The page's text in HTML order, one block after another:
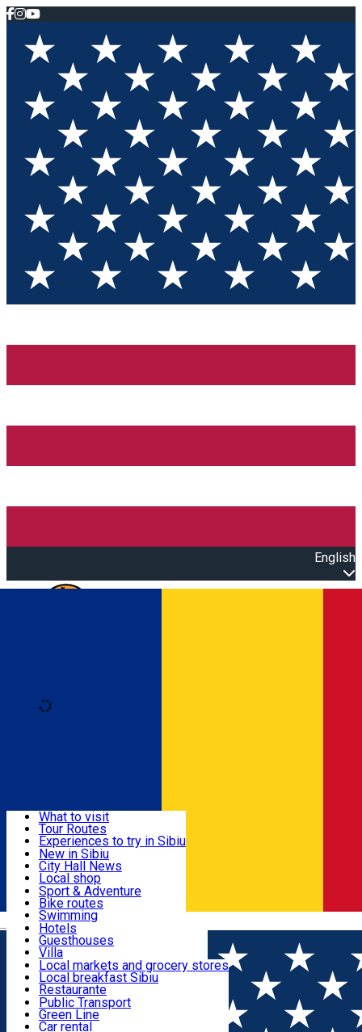
English
Română
Useful info
Activities & Adventure
Accommodation
Food, Drinks & Nightlife
Transport & Parking
Live Webcams
What to visit
Tour Routes
Experiences to try in Sibiu
Podcast
Culture
Museums
Churches
Parks, Zoo
County of Sibiu
New in Sibiu
City Hall News
Local shop
Sibiu artisans
Sibiul Verde
Public services
Education
How do I get to Sibiu
Tourist Info
Tour Guides
Guided tours
Publicații locale
Beauty salons
Sport & Adventure
Bike routes
Swimming
Riding
Indoor activities
Loc de joacă indoor
Loc de joacă outdoor
Ski
Ice skating
Yoga
Hotels
Guesthouses
Villa
Hostels
Motel
Camping
Renting rooms
Rooms for rent
Accommodation outside Sibiu
Local markets and grocery stores
Local breakfast Sibiu
Restaurante
Pizza
Fast Food
Coffee
Public Transport
Green Line
Car rental